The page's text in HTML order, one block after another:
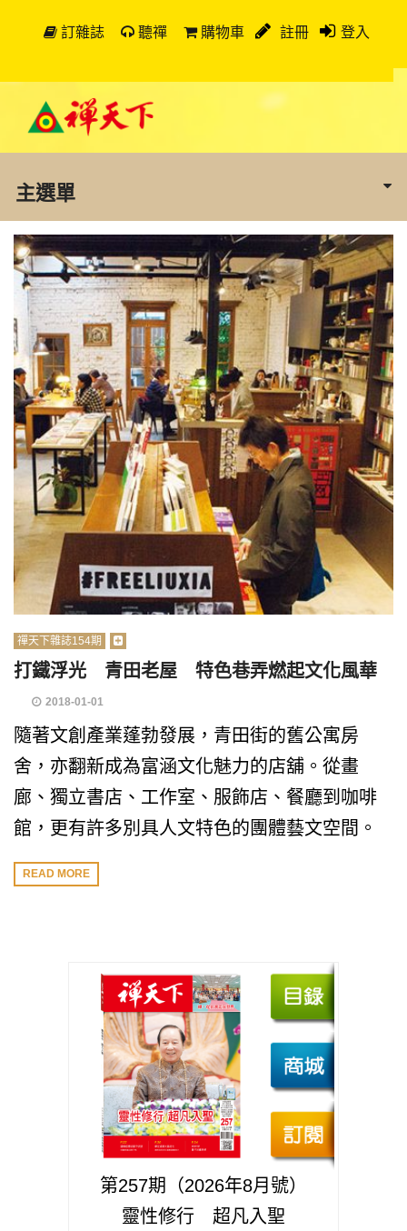
訂雜誌 聽禪 購物車 註冊 登入
主選單
禪天下雜誌154期
打鐵浮光 青田老屋 特色巷弄燃起文化風華
2018-01-01
隨著文創產業蓬勃發展，青田街的舊公寓房
舍，亦翻新成為富涵文化魅力的店舖。從畫
廊、獨立書店、工作室、服飾店、餐廳到咖啡
館，更有許多別具人文特色的團體藝文空間。
READ MORE
第257期（2026年8月號）
靈性修行 超凡入聖